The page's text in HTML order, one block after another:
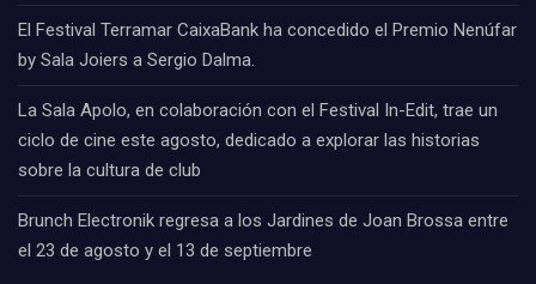
El Festival Terramar CaixaBank ha concedido el Premio Nenúfar
by Sala Joiers a Sergio Dalma.
La Sala Apolo, en colaboración con el Festival In-Edit, trae un
ciclo de cine este agosto, dedicado a explorar las historias
sobre la cultura de club
Brunch Electronik regresa a los Jardines de Joan Brossa entre
el 23 de agosto y el 13 de septiembre